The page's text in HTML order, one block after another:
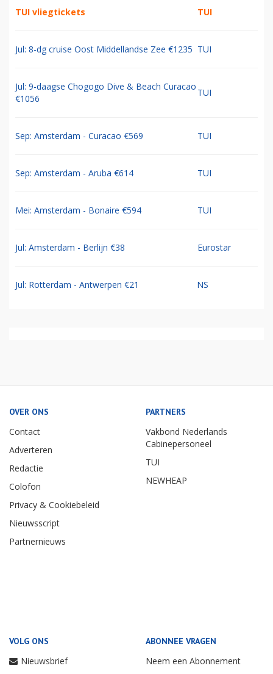
TUI vliegtickets TUI
Jul: 8-dg cruise Oost Middellandse Zee €1235 TUI
Jul: 9-daagse Chogogo Dive & Beach Curacao
€1056
TUI
Sep: Amsterdam - Curacao €569 TUI
Sep: Amsterdam - Aruba €614 TUI
Mei: Amsterdam - Bonaire €594 TUI
Jul: Amsterdam - Berlijn €38 Eurostar
Jul: Rotterdam - Antwerpen €21 NS
OVER ONS
Contact
Adverteren
Redactie
Colofon
Privacy & Cookiebeleid
Nieuwsscript
Partnernieuws
PARTNERS
Vakbond Nederlands
Cabinepersoneel
TUI
NEWHEAP
VOLG ONS
Nieuwsbrief
ABONNEE VRAGEN
Neem een Abonnement